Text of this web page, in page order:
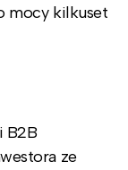
mocy kilkuset
B2B
ze